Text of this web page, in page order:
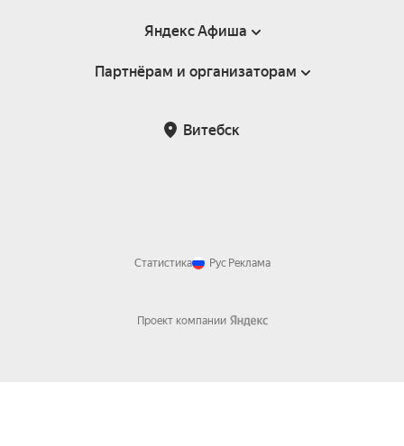
Яндекс Афиша
Справка
Партнёрам и организаторам
Витебск
Статистика Рус Реклама
Проект компании